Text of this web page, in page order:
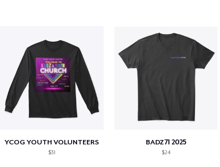
YCOG YOUTH VOLUNTEERS
$31
BADZ71 2025
$24